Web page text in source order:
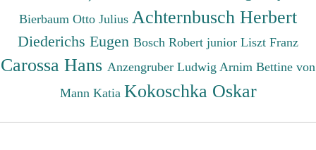
Bierbaum Otto Julius Achternbusch Herbert
Diederichs Eugen Bosch Robert junior Liszt Franz
Carossa Hans Anzengruber Ludwig Arnim Bettine von
Mann Katia Kokoschka Oskar